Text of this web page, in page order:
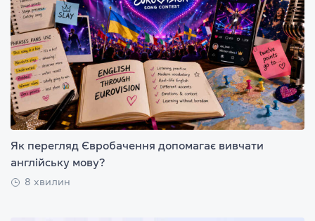
Як перегляд Євробачення допомагає вивчати
англійську мову?
8 хвилин